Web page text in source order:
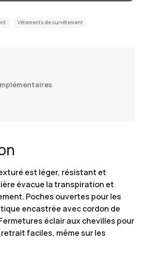
Vêtements de survêtement
est léger, résistant et
évacue la transpiration et
Poches ouvertes pour les
encastrée avec cordon de
éclair aux chevilles pour
faciles, même sur les